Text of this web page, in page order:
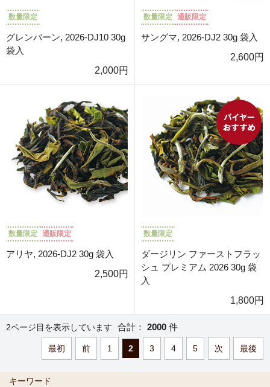
数量限定
グレンバーン, 2026-DJ10 30g
袋入
2,000円
数量限定 通販限定
サングマ, 2026-DJ2 30g 袋入
2,600円
数量限定 通販限定
アリヤ, 2026-DJ2 30g 袋入
2,500円
数量限定
ダージリン ファーストフラッ
シュ プレミアム 2026 30g 袋
入
1,800円
2ページ目を表示しています 合計： 2000 件
最初 前 1 2 3 4 5 次 最後
キーワード